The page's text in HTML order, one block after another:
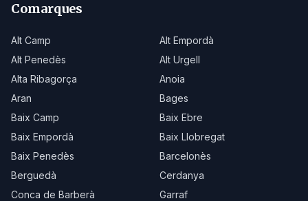
Comarques
Alt Camp
Alt Empordà
Alt Penedès
Alt Urgell
Alta Ribagorça
Anoia
Aran
Bages
Baix Camp
Baix Ebre
Baix Empordà
Baix Llobregat
Baix Penedès
Barcelonès
Berguedà
Cerdanya
Conca de Barberà
Garraf